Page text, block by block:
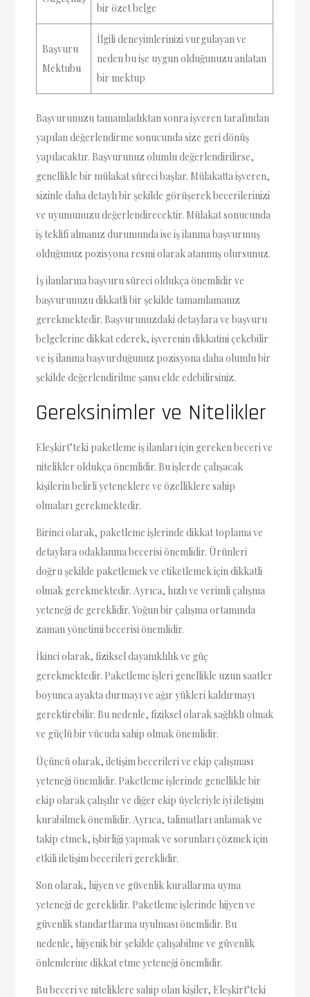
bir özet belge
Başvuru
Mektubu
İlgili deneyimlerinizi vurgulayan ve
neden bu işe uygun olduğunuzu anlatan
bir mektup
Başvurunuzu tamamladıktan sonra işveren tarafından
yapılan değerlendirme sonucunda size geri dönüş
yapılacaktır. Başvurunuz olumlu değerlendirilirse,
genellikle bir mülakat süreci başlar. Mülakatta işveren,
sizinle daha detaylı bir şekilde görüşerek becerilerinizi
ve uyumunuzu değerlendirecektir. Mülakat sonucunda
iş teklifi almanız durumunda ise iş ilanına başvurmuş
olduğunuz pozisyona resmi olarak atanmış olursunuz.
İş ilanlarına başvuru süreci oldukça önemlidir ve
başvurunuzu dikkatli bir şekilde tamamlamanız
gerekmektedir. Başvurunuzdaki detaylara ve başvuru
belgelerine dikkat ederek, işverenin dikkatini çekebilir
ve iş ilanına başvurduğunuz pozisyona daha olumlu bir
şekilde değerlendirilme şansı elde edebilirsiniz.
Gereksinimler ve Nitelikler
Eleşkirt’teki paketleme iş ilanları için gereken beceri ve
nitelikler oldukça önemlidir. Bu işlerde çalışacak
kişilerin belirli yeteneklere ve özelliklere sahip
olmaları gerekmektedir.
Birinci olarak, paketleme işlerinde dikkat toplama ve
detaylara odaklanma becerisi önemlidir. Ürünleri
doğru şekilde paketlemek ve etiketlemek için dikkatli
olmak gerekmektedir. Ayrıca, hızlı ve verimli çalışma
yeteneği de gereklidir. Yoğun bir çalışma ortamında
zaman yönetimi becerisi önemlidir.
İkinci olarak, fiziksel dayanıklılık ve güç
gerekmektedir. Paketleme işleri genellikle uzun saatler
boyunca ayakta durmayı ve ağır yükleri kaldırmayı
gerektirebilir. Bu nedenle, fiziksel olarak sağlıklı olmak
ve güçlü bir vücuda sahip olmak önemlidir.
Üçüncü olarak, iletişim becerileri ve ekip çalışması
yeteneği önemlidir. Paketleme işlerinde genellikle bir
ekip olarak çalışılır ve diğer ekip üyeleriyle iyi iletişim
kurabilmek önemlidir. Ayrıca, talimatları anlamak ve
takip etmek, işbirliği yapmak ve sorunları çözmek için
etkili iletişim becerileri gereklidir.
Son olarak, hijyen ve güvenlik kurallarına uyma
yeteneği de gereklidir. Paketleme işlerinde hijyen ve
güvenlik standartlarına uyulması önemlidir. Bu
nedenle, hijyenik bir şekilde çalışabilme ve güvenlik
önlemlerine dikkat etme yeteneği önemlidir.
Bu beceri ve niteliklere sahip olan kişiler, Eleşkirt’teki